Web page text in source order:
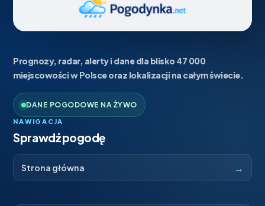
Prognozy, radar, alerty i dane dla blisko 47 000
miejscowości w Polsce oraz lokalizacji na całym świecie.
DANE POGODOWE NA ŻYWO
NAWIGACJA
Sprawdź pogodę
Strona główna →